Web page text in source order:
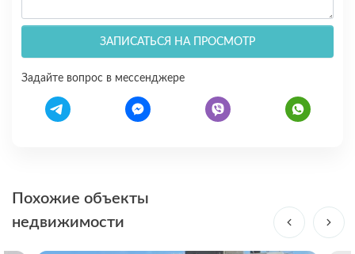
ЗАПИСАТЬСЯ НА ПРОСМОТР
Задайте вопрос в мессенджере
Похожие объекты
недвижимости